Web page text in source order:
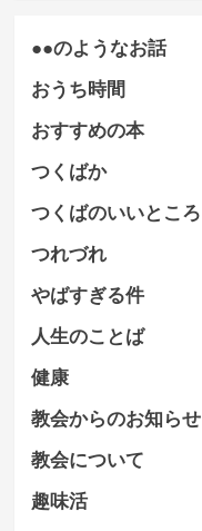
●●のようなお話
おうち時間
おすすめの本
つくばか
つくばのいいところ
つれづれ
やばすぎる件
人生のことば
健康
教会からのお知らせ
教会について
趣味活